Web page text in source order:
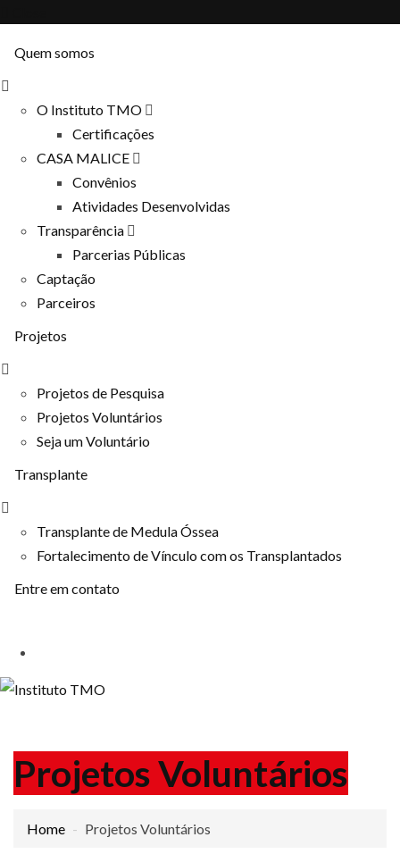
Quem somos
O Instituto TMO
Certificações
CASA MALICE
Convênios
Atividades Desenvolvidas
Transparência
Parcerias Públicas
Captação
Parceiros
Projetos
Projetos de Pesquisa
Projetos Voluntários
Seja um Voluntário
Transplante
Transplante de Medula Óssea
Fortalecimento de Vínculo com os Transplantados
Entre em contato
Projetos Voluntários
Home Projetos Voluntários